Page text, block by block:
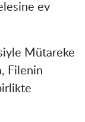
ev
Mütareke
Filenin